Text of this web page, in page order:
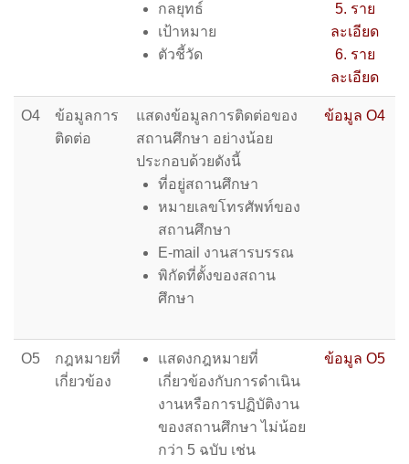
กลยุทธ์
เป้าหมาย
ตัวชี้วัด
5. ราย
ละเอียด
6. ราย
ละเอียด
O4
ข้อมูลการ
ติดต่อ
แสดงข้อมูลการติดต่อของ
สถานศึกษา อย่างน้อย
ประกอบด้วยดังนี้
ที่อยู่สถานศึกษา
หมายเลขโทรศัพท์ของ
สถานศึกษา
E-mail งานสารบรรณ
พิกัดที่ตั้งของสถาน
ศึกษา
ข้อมูล O4
O5
กฎหมายที่
เกี่ยวข้อง
แสดงกฎหมายที่
เกี่ยวข้องกับการดำเนิน
งานหรือการปฏิบัติงาน
ของสถานศึกษา ไม่น้อย
กว่า 5 ฉบับ เช่น
ข้อมูล O5